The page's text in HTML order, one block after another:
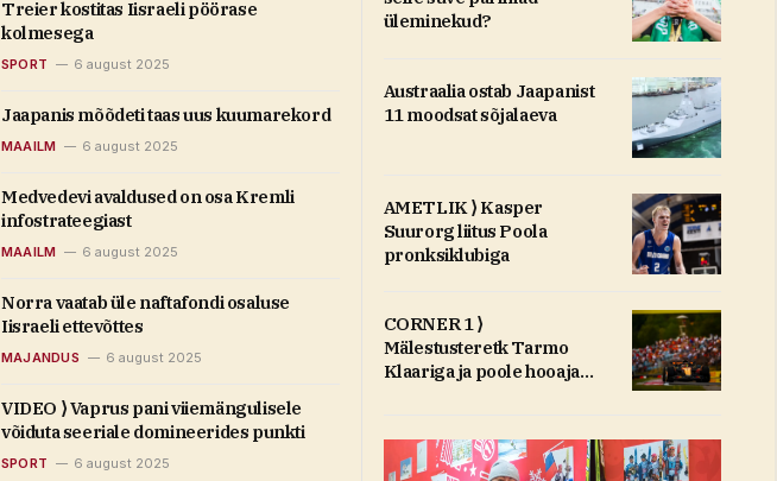
Treier kostitas Iisraeli pöörase
kolmesega
SPORT 6 august 2025
Jaapanis mõõdeti taas uus kuumarekord
MAAILM 6 august 2025
Medvedevi avaldused on osa Kremli
infostrateegiast
MAAILM 6 august 2025
Norra vaatab üle naftafondi osaluse
Iisraeli ettevõttes
MAJANDUS 6 august 2025
VIDEO ⟩ Vaprus pani viiemängulisele
võiduta seeriale domineerides punkti
SPORT 6 august 2025
üleminekud?
Austraalia ostab Jaapanist
11 moodsat sõjalaeva
AMETLIK ⟩ Kasper
Suurorg liitus Poola
pronksiklubiga
CORNER 1 ⟩
Mälestusteretk Tarmo
Klaariga ja poole hooaja